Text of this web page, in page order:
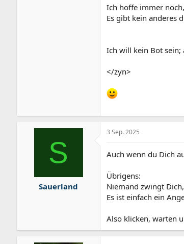
Ich hoffe immer
Es gibt kein anderes
Ich will kein Bot sein;
</zyn>
S
Sauerland
3 Sep. 2025
Auch wenn du Dich
Übrigens:
Niemand zwingt
Es ist einfach ein
Also klicken, warten